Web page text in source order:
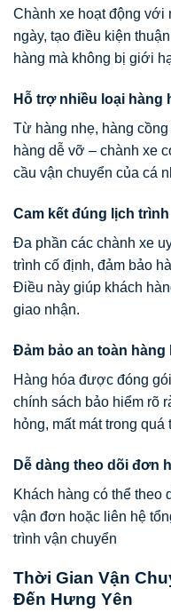
Chành xe hoạt động với
ngày, tạo điều kiện
hàng mà không bị giới
Hỗ trợ nhiều loại hàng
Từ hàng nhẹ, hàng
hàng dễ vỡ – chành xe
cầu vận chuyển của cá
Cam kết đúng lịch trình
Đa phần các chành xe
trình cố định, đảm bảo
Điều này giúp khách
giao nhận.
Đảm bảo an toàn hàng
Hàng hóa được đóng
chính sách bảo hiểm rõ
hỏng, mất mát trong quá
Dễ dàng theo dõi đơn
Khách hàng có thể theo
vận đơn hoặc liên hệ
trình vận chuyển
Thời Gian Vận
Đến Hưng Yên